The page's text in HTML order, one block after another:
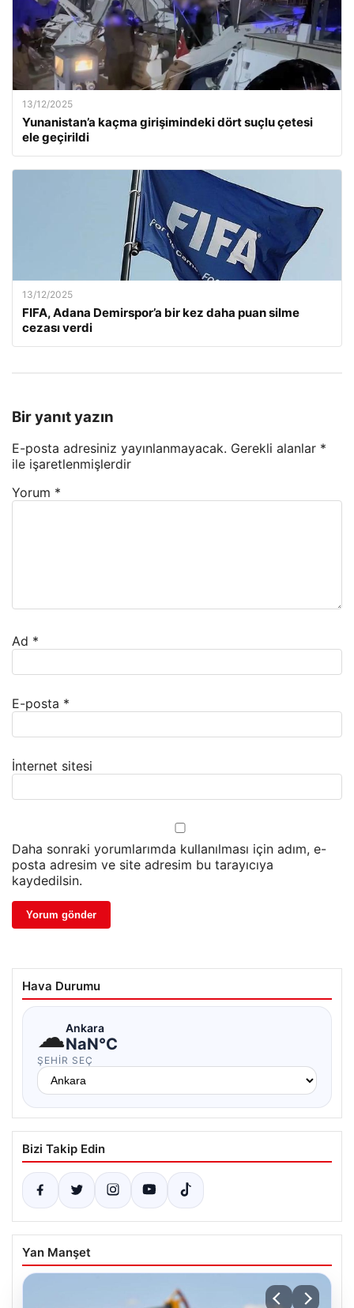
13/12/2025
Yunanistan’a kaçma girişimindeki dört suçlu çetesi
ele geçirildi
13/12/2025
FIFA, Adana Demirspor’a bir kez daha puan silme
cezası verdi
Bir yanıt yazın
E-posta adresiniz yayınlanmayacak. Gerekli alanlar *
ile işaretlenmişlerdir
Yorum *
Ad *
E-posta *
İnternet sitesi
Daha sonraki yorumlarımda kullanılması için adım, e-
posta adresim ve site adresim bu tarayıcıya
kaydedilsin.
Hava Durumu
☁Ankara
NaN°C
ŞEHIR SEÇ
Bizi Takip Edin
Yan Manşet